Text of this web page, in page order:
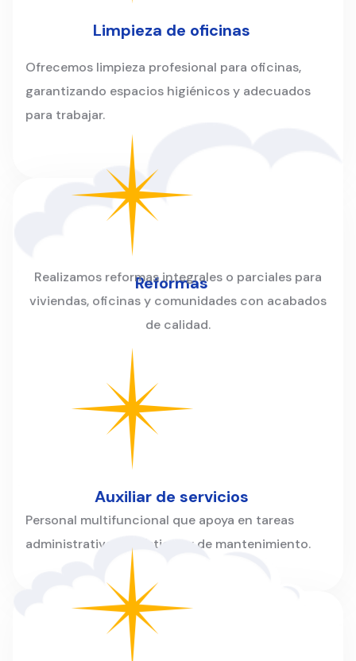
Limpieza de oficinas
Ofrecemos limpieza profesional para oficinas,
garantizando espacios higiénicos y adecuados
para trabajar.
Reformas
Realizamos reformas integrales o parciales para
viviendas, oficinas y comunidades con acabados
de calidad.
Auxiliar de servicios
Personal multifuncional que apoya en tareas
administrativas, logísticas y de mantenimiento.